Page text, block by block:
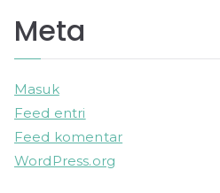
Meta
Masuk
Feed entri
Feed komentar
WordPress.org